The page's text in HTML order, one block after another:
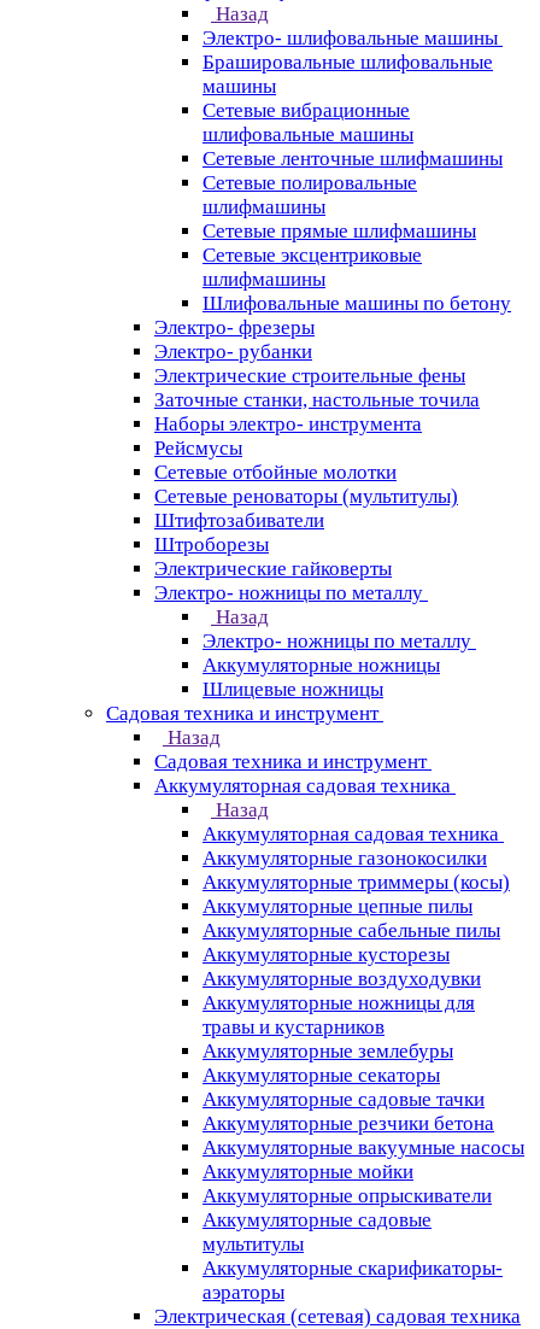
Назад
Электро- шлифовальные машины
Брашировальные шлифовальные
машины
Сетевые вибрационные
шлифовальные машины
Сетевые ленточные шлифмашины
Сетевые полировальные
шлифмашины
Сетевые прямые шлифмашины
Сетевые эксцентриковые
шлифмашины
Шлифовальные машины по бетону
Электро- фрезеры
Электро- рубанки
Электрические строительные фены
Заточные станки, настольные точила
Наборы электро- инструмента
Рейсмусы
Сетевые отбойные молотки
Сетевые реноваторы (мультитулы)
Штифтозабиватели
Штроборезы
Электрические гайковерты
Электро- ножницы по металлу
Назад
Электро- ножницы по металлу
Аккумуляторные ножницы
Шлицевые ножницы
Cадовая техника и инструмент
Назад
Cадовая техника и инструмент
Аккумуляторная садовая техника
Назад
Аккумуляторная садовая техника
Аккумуляторные газонокосилки
Аккумуляторные триммеры (косы)
Аккумуляторные цепные пилы
Аккумуляторные сабельные пилы
Аккумуляторные кусторезы
Аккумуляторные воздуходувки
Аккумуляторные ножницы для
травы и кустарников
Аккумуляторные землебуры
Аккумуляторные секаторы
Аккумуляторные садовые тачки
Аккумуляторные резчики бетона
Аккумуляторные вакуумные насосы
Аккумуляторные мойки
Аккумуляторные опрыскиватели
Аккумуляторные садовые
мультитулы
Аккумуляторные скарификаторы-
аэраторы
Электрическая (сетевая) садовая техника